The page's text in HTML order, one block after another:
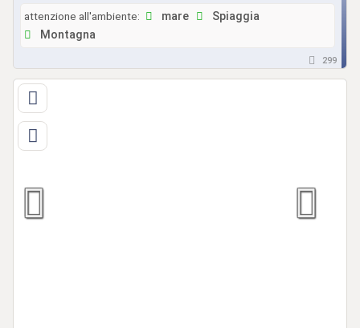
attenzione all'ambiente: mare
Spiaggia
Montagna
299